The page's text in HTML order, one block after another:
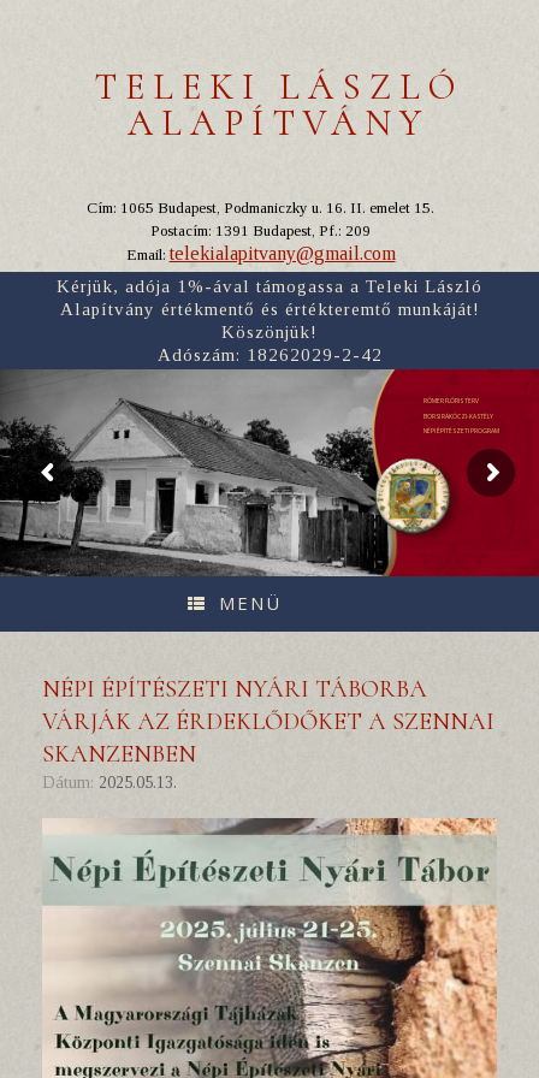
TELEKI LÁSZLÓ
ALAPÍTVÁNY
Cím: 1065 Budapest, Podmaniczky u. 16. II. emelet 15.
Postacím: 1391 Budapest, Pf.: 209
Email:telekialapitvany@gmail.com
Kérjük, adója 1%-ával támogassa a Teleki László
Alapítvány értékmentő és értékteremtő munkáját!
Köszönjük!
Adószám: 18262029-2-42
RÓMER FLÓRIS TERV
BORSI RÁKÓCZI-KASTÉLY
NÉPI ÉPÍTÉSZETI PROGRAM
MENÜ
NÉPI ÉPÍTÉSZETI NYÁRI TÁBORBA
VÁRJÁK AZ ÉRDEKLŐDŐKET A SZENNAI
SKANZENBEN
Dátum: 2025.05.13.